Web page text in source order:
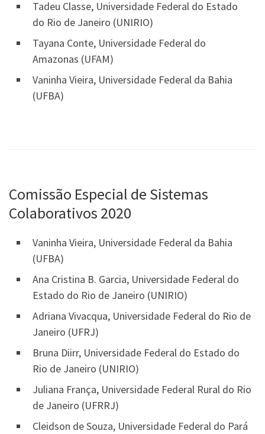
Tadeu Classe, Universidade Federal do Estado
do Rio de Janeiro (UNIRIO)
Tayana Conte, Universidade Federal do
Amazonas (UFAM)
Vaninha Vieira, Universidade Federal da Bahia
(UFBA)
Comissão Especial de Sistemas
Colaborativos 2020
Vaninha Vieira, Universidade Federal da Bahia
(UFBA)
Ana Cristina B. Garcia, Universidade Federal do
Estado do Rio de Janeiro (UNIRIO)
Adriana Vivacqua, Universidade Federal do Rio de
Janeiro (UFRJ)
Bruna Diirr, Universidade Federal do Estado do
Rio de Janeiro (UNIRIO)
Juliana França, Universidade Federal Rural do Rio
de Janeiro (UFRRJ)
Cleidson de Souza, Universidade Federal do Pará